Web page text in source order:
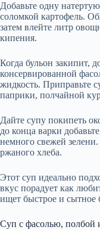
Добавьте одну
соломкой картофель.
затем влейте литр
кипения.
Когда бульон закипит,
консервированной
жидкость. Приправьте
паприки, полчайной
Дайте супу покипеть
до конца варки
немного свежей
ржаного хлеба.
Этот суп идеально
вкус порадует как
ищет быстрое и сытное
Суп с фасолью, полбой